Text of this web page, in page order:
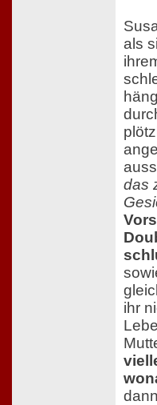
als
das
ihr